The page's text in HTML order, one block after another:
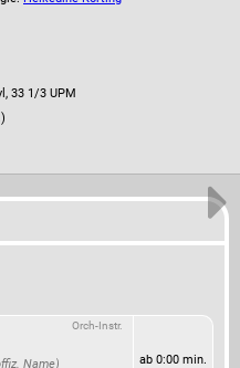
33 1/3 UPM
Orch-Instr.
ab 0:00 min.